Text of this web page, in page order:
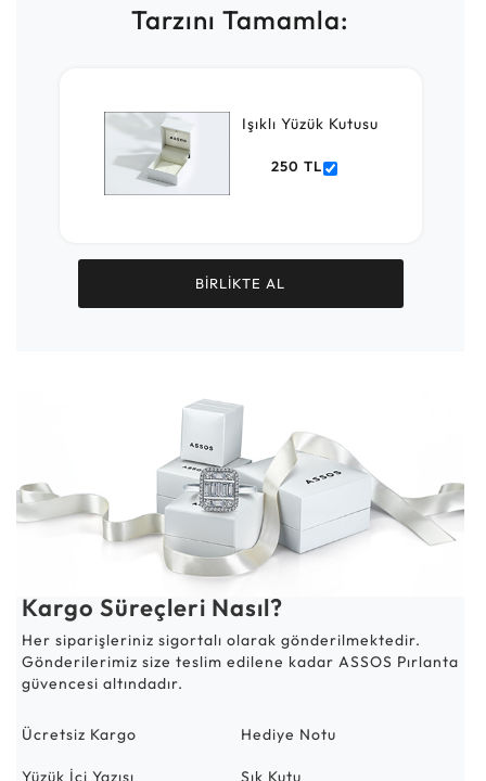
Tarzını Tamamla:
Işıklı Yüzük Kutusu
250 TL
BİRLİKTE AL
Kargo Süreçleri Nasıl?
Her siparişleriniz sigortalı olarak gönderilmektedir.
Gönderilerimiz size teslim edilene kadar ASSOS Pırlanta
güvencesi altındadır.
Ücretsiz Kargo Hediye Notu
Yüzük İçi Yazısı Şık Kutu